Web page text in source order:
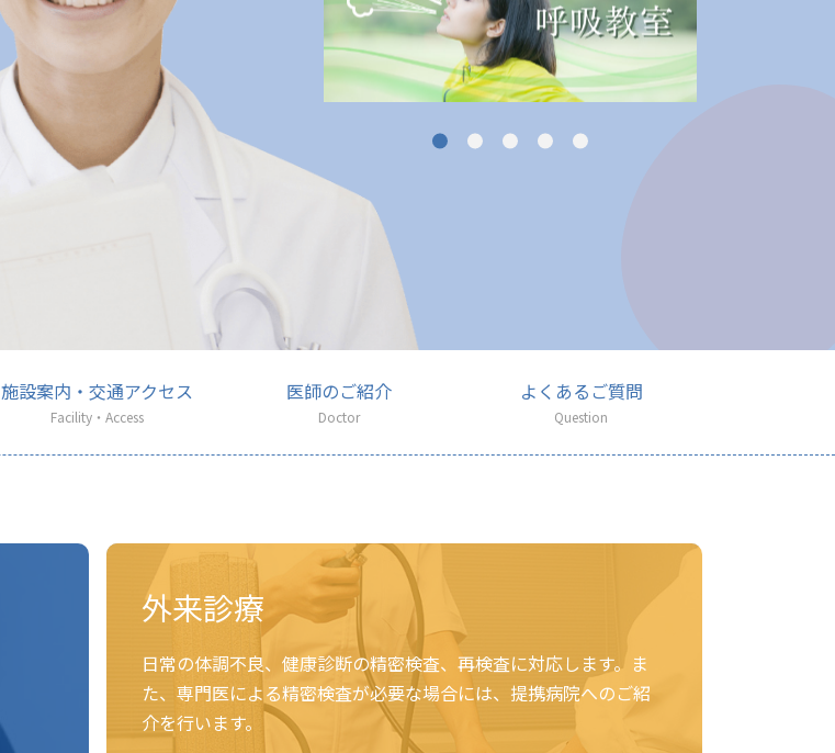
施設案内・交通アクセス
Facility・Access
医師のご紹介
Doctor
よくあるご質問
Question
外来診療
日常の体調不良、健康診断の精密検査、再検査に対応します。ま
た、専門医による精密検査が必要な場合には、提携病院へのご紹
介を行います。